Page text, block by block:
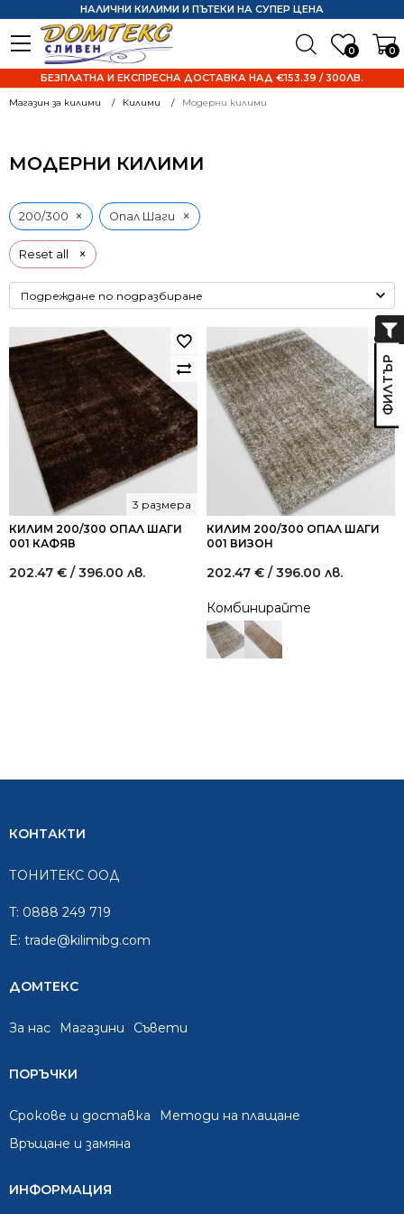
0 0
НАЛИЧНИ КИЛИМИ И ПЪТЕКИ НА СУПЕР ЦЕНА
БЕЗПЛАТНА И ЕКСПРЕСНА ДОСТАВКА НАД €153.39 / 300ЛВ.
Магазин за килими Килими Модерни килими
МОДЕРНИ КИЛИМИ
Reset all ×
200/300 × Опал Шаги ×
КИЛИМ 200/300 ОПАЛ ШАГИ
001 КАФЯВ
3 размера
202.47 € / 396.00 лв.
КИЛИМ 200/300 ОПАЛ ШАГИ
001 ВИЗОН
202.47 € / 396.00 лв.
Комбинирайте
КОНТАКТИ
ТОНИТЕКС ООД
T: 0888 249 719
E: trade@kilimibg.com
ДОМТЕКС
За нас Mагазини Съвети
ПОРЪЧКИ
Срокове и доставка
Методи на плащане
Връщане и замяна
ИНФОРМАЦИЯ